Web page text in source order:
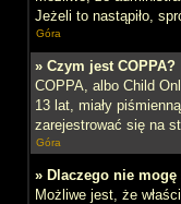
Jeżeli to nastąpiło,
Góra
» Czym jest COPPA?
COPPA, albo Child
13 lat, miały
zarejestrować się na
Góra
» Dlaczego nie
Możliwe jest, że